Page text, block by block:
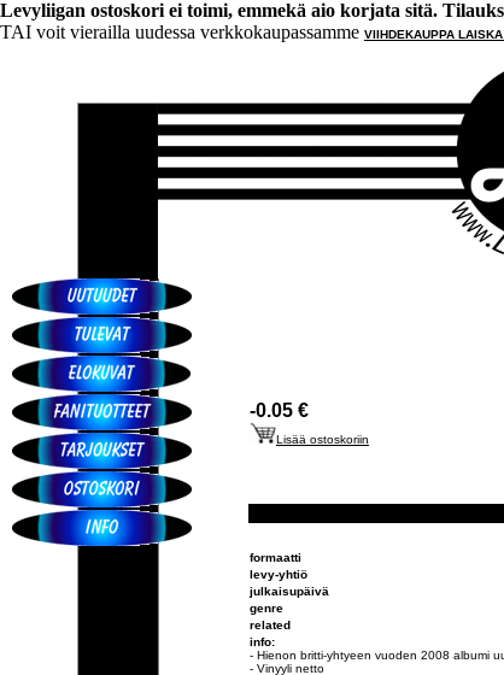
Levyliigan ostoskori ei toimi, emmekä aio korjata sitä.
TAI voit vierailla uudessa verkkokaupassamme VIIHDEKAUPPA
-0.05 €
Lisää ostoskoriin
formaatti
levy-yhtiö
julkaisupäivä
genre
related
info:
- Hienon britti-yhtyeen vuoden 2008 albumi
- Vinyyli netto